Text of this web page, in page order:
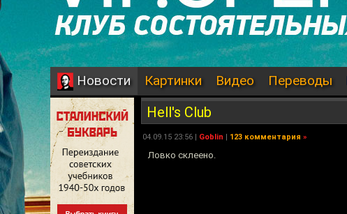
Новости Картинки Видео Переводы
Hell's Club
04.09.15 23:56 | Goblin | 123 комментария »
Ловко склеено.